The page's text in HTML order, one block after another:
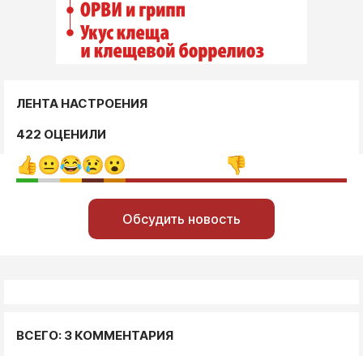
ЛЕНТА НАСТРОЕНИЯ
422 ОЦЕНИЛИ
Обсудить новость
ВСЕГО: 3 КОММЕНТАРИЯ